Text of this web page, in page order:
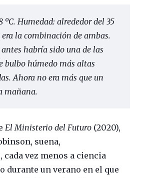
ºC. Humedad: alrededor del 35
la combinación de ambas.
habría sido una de las
bulbo húmedo más altas
Ahora no era más que un
mañana.
El Ministerio del Futuro (2020),
suena,
cada vez menos a ciencia
durante un verano en el que